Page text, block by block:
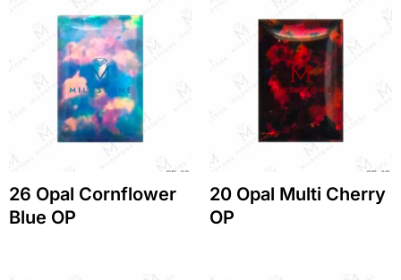
26 Opal Cornflower
Blue OP
20 Opal Multi Cherry
OP